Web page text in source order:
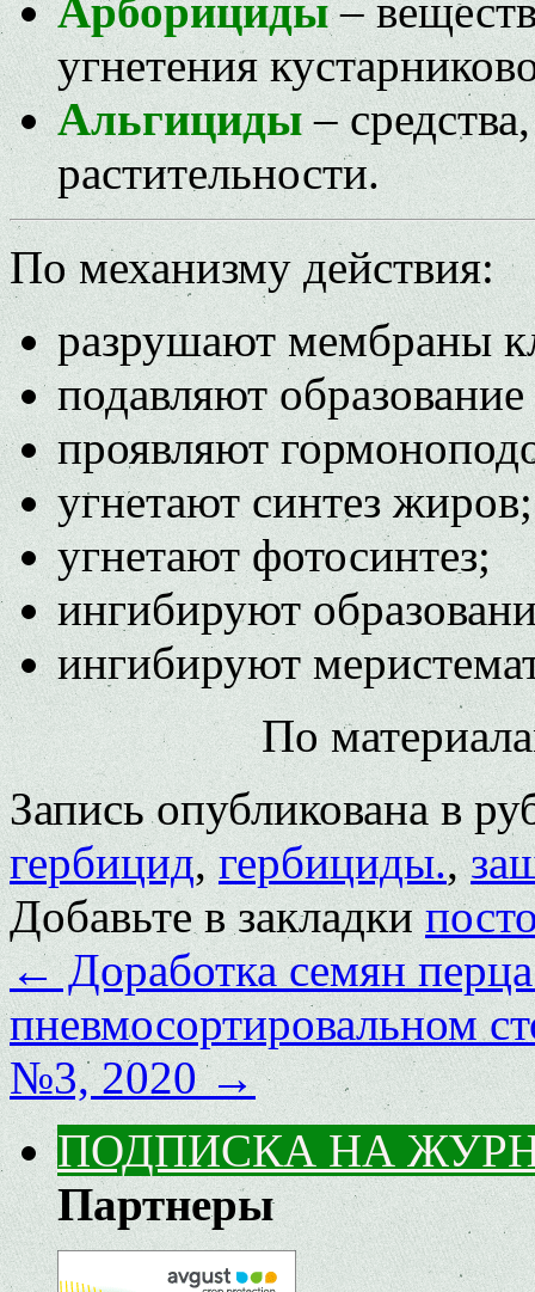
Арборициды–
угнетения
Альгициды–
растительности.
По механизму действия:
разрушают мембраны
подавляют
проявляют
угнетают синтез жиров;
угнетают фотосинтез;
ингибируют
ингибируют
По
Запись опубликована в
гербицид,гербициды.,
Добавьте в закладки
←Доработка семян
пневмосортировальном
№3, 2020→
ПОДПИСКА НА
Партнеры